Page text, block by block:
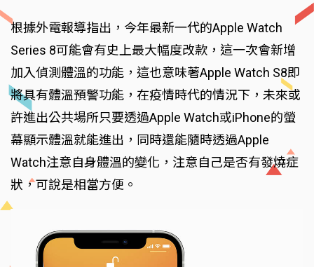
根據外電報導指出，今年最新一代的Apple Watch
Series 8可能會有史上最大幅度改款，這一次會新增
加入偵測體溫的功能，這也意味著Apple Watch S8即
將具有體溫預警功能，在疫情時代的情況下，未來或
許進出公共場所只要透過Apple Watch或iPhone的螢
幕顯示體溫就能進出，同時還能隨時透過Apple
Watch注意自身體溫的變化，注意自己是否有發燒症
狀，可說是相當方便。